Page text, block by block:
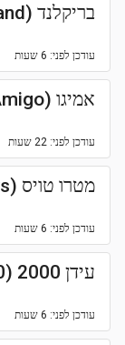
בריקלנד (Brickland)
עודכן לפני: 6 שעות
אמיגו (Amigo)
עודכן לפני: 22 שעות
מטרו טויס (Metro Toys)
עודכן לפני: 6 שעות
עידן 2000 (Idan 2000)
עודכן לפני: 6 שעות